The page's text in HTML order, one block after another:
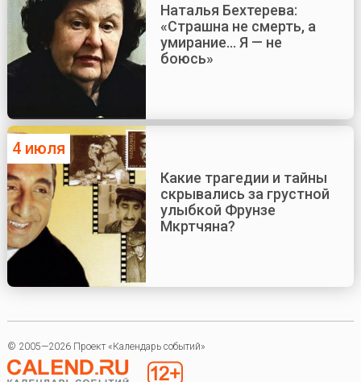
Наталья Бехтерева:
«Страшна не смерть, а
умирание... Я — не
боюсь»
4 июля
Какие трагедии и тайны
скрывались за грустной
улыбкой Фрунзе
Мкртчяна?
© 2005—2026 Проект «Календарь событий»